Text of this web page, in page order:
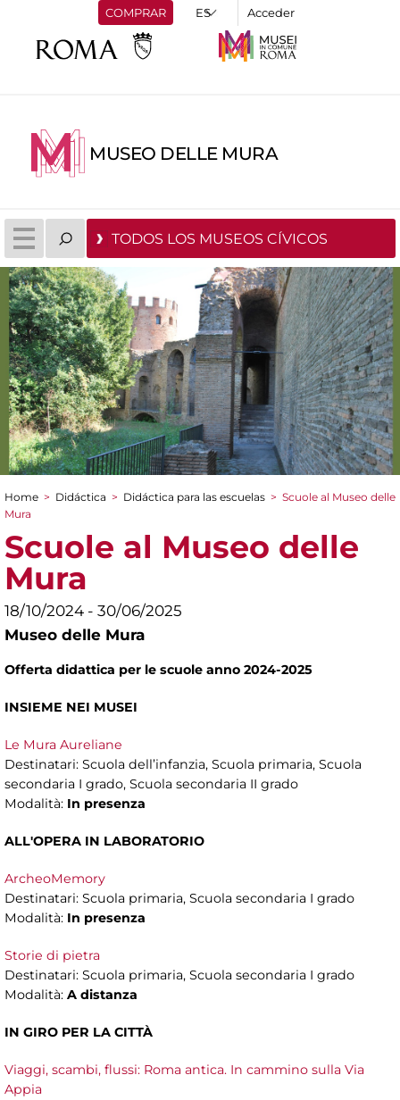
COMPRAR Acceder
MUSEO DELLE MURA
TODOS LOS MUSEOS CÍVICOS
You are here
Home > Didáctica > Didáctica para las escuelas > Scuole al Museo delle
Mura
Scuole al Museo delle
Mura
18/10/2024 - 30/06/2025
Museo delle Mura
Offerta didattica per le scuole anno 2024-2025
INSIEME NEI MUSEI
Le Mura Aureliane
Destinatari: Scuola dell’infanzia, Scuola primaria, Scuola
secondaria I grado, Scuola secondaria II grado
Modalità: In presenza
ALL'OPERA IN LABORATORIO
ArcheoMemory
Destinatari: Scuola primaria, Scuola secondaria I grado
Modalità: In presenza
Storie di pietra
Destinatari: Scuola primaria, Scuola secondaria I grado
Modalità: A distanza
IN GIRO PER LA CITTÀ
Viaggi, scambi, flussi: Roma antica. In cammino sulla Via
Appia